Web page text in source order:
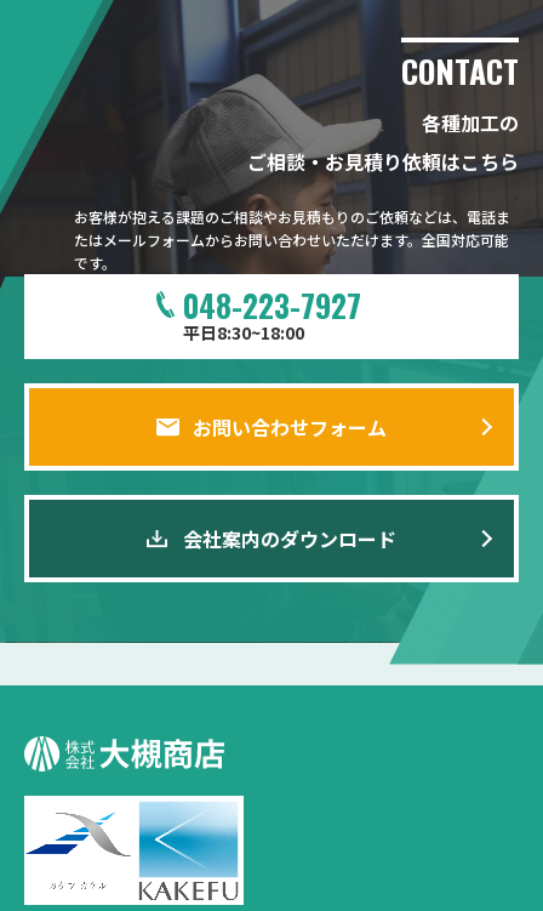
CONTACT
各種加工の
ご相談・お見積り依頼はこちら
お客様が抱える課題のご相談やお見積もりのご依頼などは、電話ま
たはメールフォームからお問い合わせいただけます。全国対応可能
です。
048-223-7927
平日8:30~18:00
お問い合わせフォーム
会社案内のダウンロード